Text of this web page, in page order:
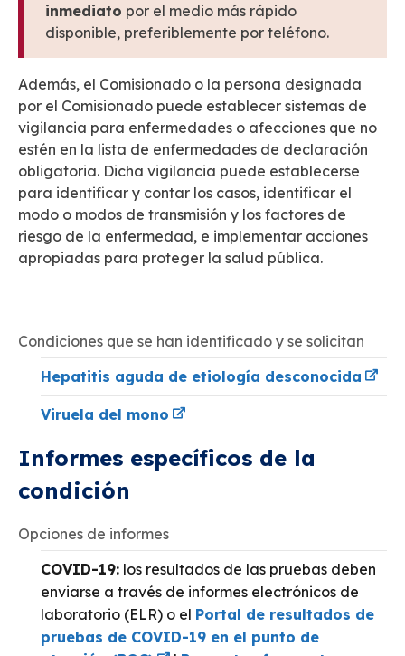
inmediato por el medio más rápido
disponible, preferiblemente por teléfono.
Además, el Comisionado o la persona designada
por el Comisionado puede establecer sistemas de
vigilancia para enfermedades o afecciones que no
estén en la lista de enfermedades de declaración
obligatoria. Dicha vigilancia puede establecerse
para identificar y contar los casos, identificar el
modo o modos de transmisión y los factores de
riesgo de la enfermedad, e implementar acciones
apropiadas para proteger la salud pública.
Condiciones que se han identificado y se solicitan
Hepatitis aguda de etiología desconocida
Viruela del mono
Informes específicos de la
condición
Opciones de informes
COVID-19: los resultados de las pruebas deben
enviarse a través de informes electrónicos de
laboratorio (ELR) o el Portal de resultados de
pruebas de COVID-19 en el punto de